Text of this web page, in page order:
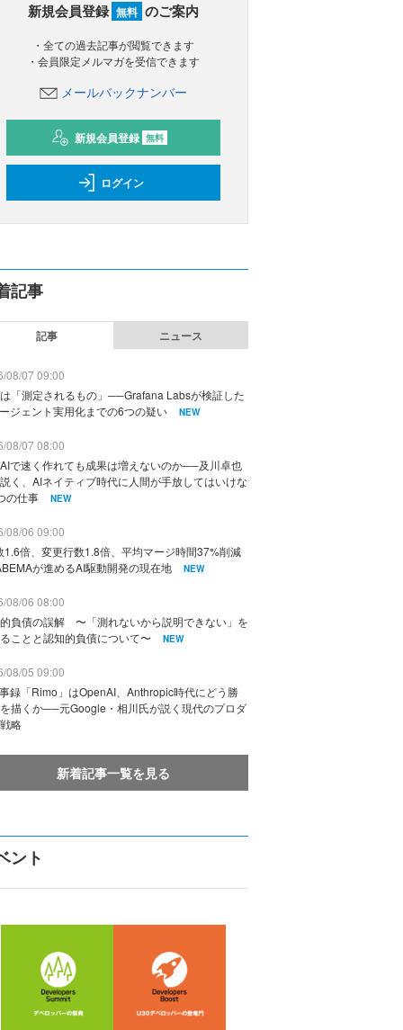
新規会員登録 無料 のご案内
・全ての過去記事が閲覧できます
・会員限定メルマガを受信できます
メールバックナンバー
新規会員登録 無料
ログイン
記事
記事 ニュース
08/07 09:00
「測定されるもの」──Grafana Labsが検証した
ジェント実用化までの6つの疑い
NEW
08/07 08:00
で速く作れても成果は増えないのか──及川卓也
く、AIネイティブ時代に人間が手放してはいけな
の仕事
NEW
08/06 09:00
1.6倍、変更行数1.8倍、平均マージ時間37%削減
が進めるAI駆動開発の現在地
NEW
08/06 08:00
負債の誤解 〜「測れないから説明できない」を
ことと認知的負債について〜
NEW
08/05 09:00
録「Rimo」はOpenAI、Anthropic時代にどう勝
描くか──元Google・相川氏が説く現代のプロダ
略
新着記事一覧を見る
ント